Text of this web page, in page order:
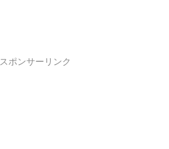
スポンサーリンク